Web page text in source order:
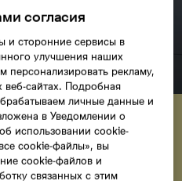
в
вы
согласия
и сторонние сервисы в
улучшения наших
персонализировать рекламу,
веб-сайтах. Подробная
личные данные и
в Уведомлении о
использовании cookie-
cookie-файлы», вы
cookie-файлов и
связанных с этим